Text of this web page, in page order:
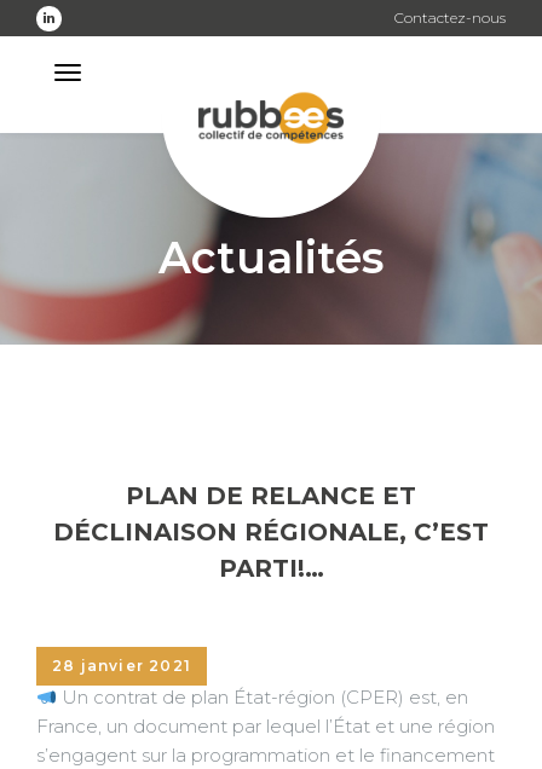
Skip
to
Contactez-nous
Actualités
PLAN DE RELANCE ET
DÉCLINAISON RÉGIONALE, C’EST
PARTI!…
28 janvier 2021
Un contrat de plan État-région (CPER) est, en
France, un document par lequel l’État et une région
s’engagent sur la programmation et le financement